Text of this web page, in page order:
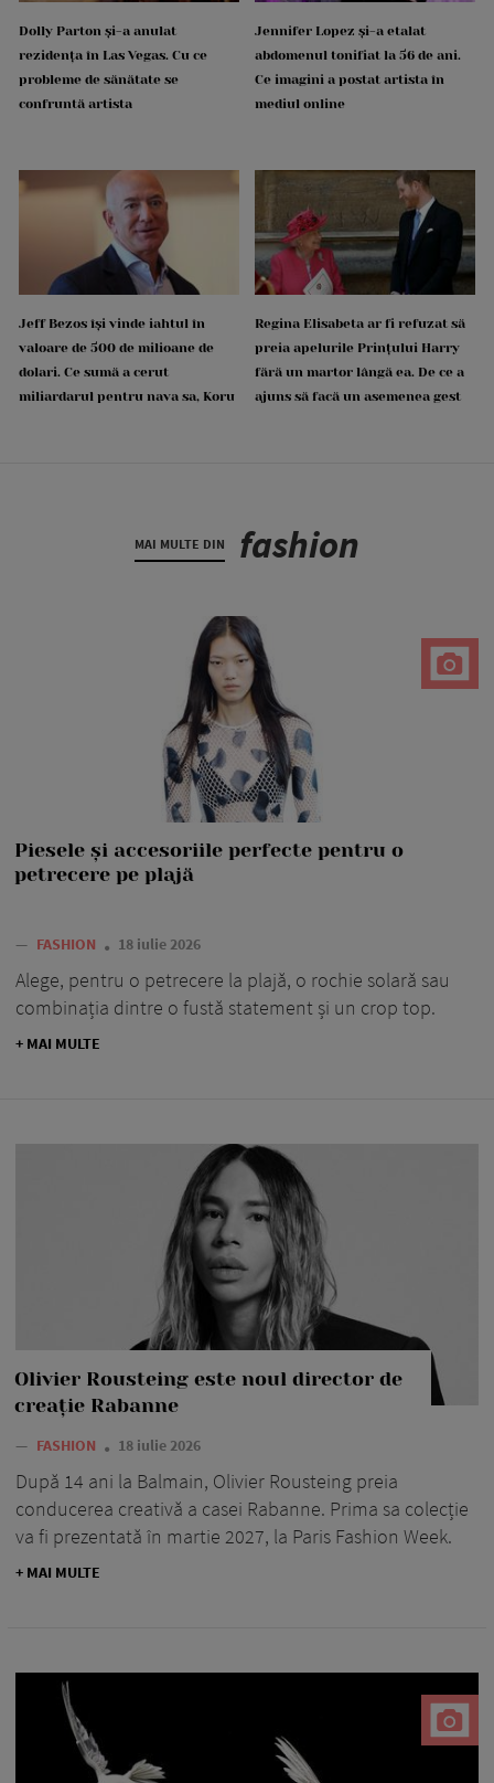
Dolly Parton și-a anulat
rezidența în Las Vegas. Cu ce
probleme de sănătate se
confruntă artista
Jennifer Lopez și-a etalat
abdomenul tonifiat la 56 de ani.
Ce imagini a postat artista în
mediul online
Jeff Bezos își vinde iahtul în
valoare de 500 de milioane de
dolari. Ce sumă a cerut
miliardarul pentru nava sa, Koru
Regina Elisabeta ar fi refuzat să
preia apelurile Prințului Harry
fără un martor lângă ea. De ce a
ajuns să facă un asemenea gest
MAI MULTE DIN fashion
Piesele și accesoriile perfecte pentru o
petrecere pe plajă
— FASHION 18 iulie 2026
Alege, pentru o petrecere la plajă, o rochie solară sau
combinația dintre o fustă statement și un crop top.
+ MAI MULTE
Olivier Rousteing este noul director de
creație Rabanne
— FASHION 18 iulie 2026
După 14 ani la Balmain, Olivier Rousteing preia
conducerea creativă a casei Rabanne. Prima sa colecție
va fi prezentată în martie 2027, la Paris Fashion Week.
+ MAI MULTE